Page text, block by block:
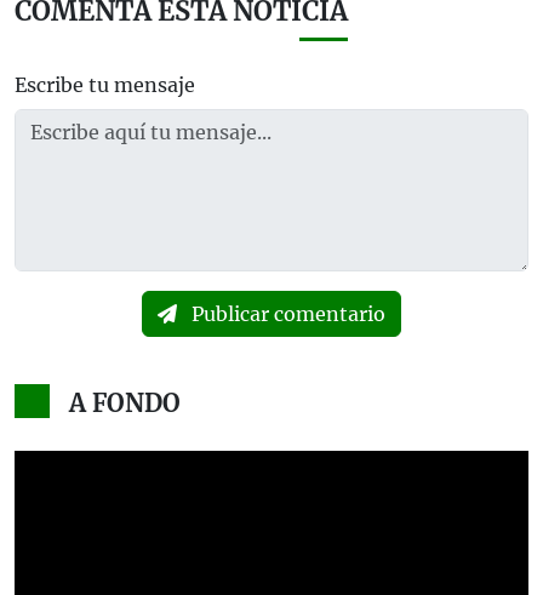
COMENTA ESTA NOTICIA
Escribe tu mensaje
Publicar comentario
A FONDO